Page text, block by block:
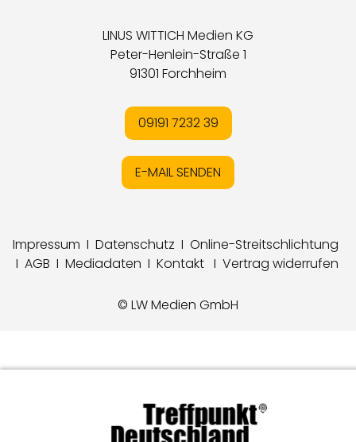
LINUS WITTICH Medien KG
Peter-Henlein-Straße 1
91301 Forchheim
09191 7232 39
E-MAIL SENDEN
Impressum I Datenschutz I Online-Streitschlichtung
I AGB I Mediadaten I Kontakt I Vertrag widerrufen
© LW Medien GmbH